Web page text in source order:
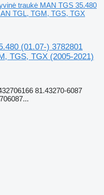
traukė MAN TGS 35.480
TGL, TGM, TGS, TGX
(01.07-) 3782801
TGS, TGX (2005-2021)
81.43270-6087